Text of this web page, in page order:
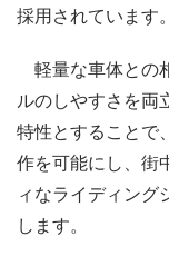
採用されています。
軽量な車体との
ルのしやすさを両
特性とすることで
作を可能にし、街
ィなライディング
します。